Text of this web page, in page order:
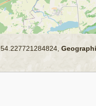
54.227721284824,